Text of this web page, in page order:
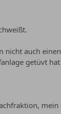
nicht auch
getüvt